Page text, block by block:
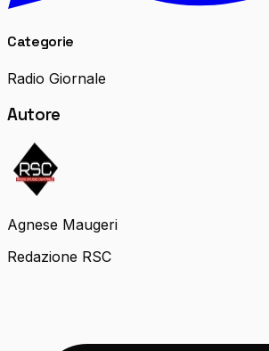
Categorie
Radio Giornale
Autore
Agnese Maugeri
Redazione RSC